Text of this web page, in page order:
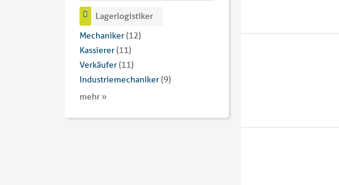
Lagerlogistiker
Mechaniker(12)
Kassierer(11)
Verkäufer(11)
Industriemechaniker(9)
mehr »